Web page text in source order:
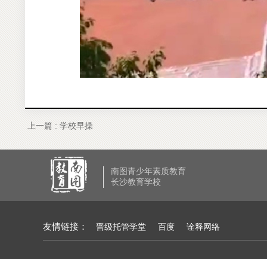
上一篇 : 学校早操
南图青少年素质教育
长沙教育学校
友情链接： 晋级托管学堂 百度 诠释网络